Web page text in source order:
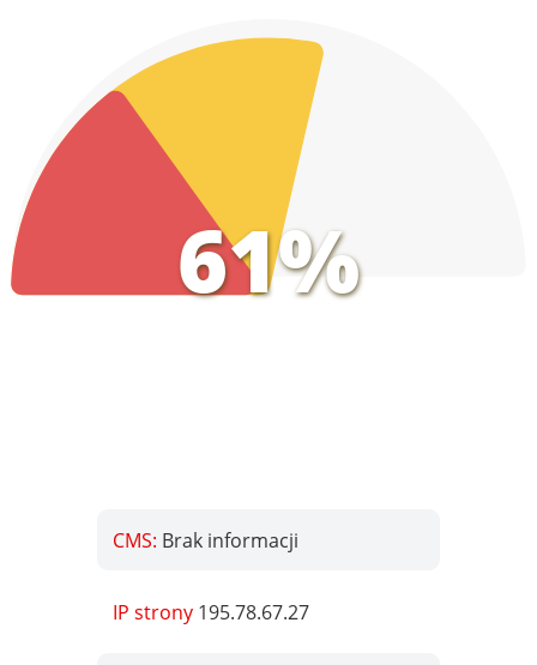
61%
CMS: Brak informacji
IP strony 195.78.67.27